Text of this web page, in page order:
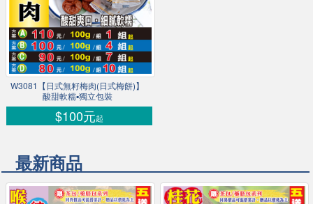
W3081【日式無籽梅肉(日式梅餅)】
酸甜軟糯▪獨立包裝
$100元起
最新商品